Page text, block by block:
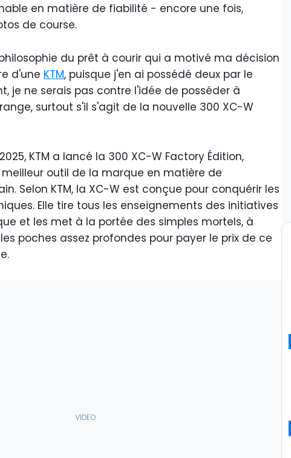
en matière de fiabilité - encore une fois,
de course.
du prêt à courir qui a motivé ma décision
d'une KTM, puisque j'en ai possédé deux par le
je ne serais pas contre l'idée de posséder à
surtout s'il s'agit de la nouvelle 300 XC-W
KTM a lancé la 300 XC-W Factory Édition,
outil de la marque en matière de
Selon KTM, la XC-W est conçue pour conquérir les
Elle tire tous les enseignements des initiatives
et les met à la portée des simples mortels, à
poches assez profondes pour payer le prix de ce